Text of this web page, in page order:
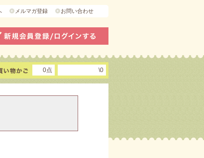
メルマガ登録 お問い合わせ
0点 \0